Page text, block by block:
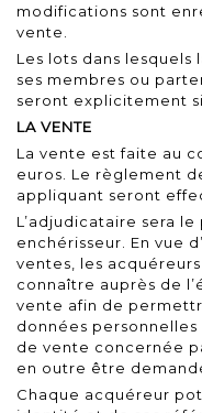
modifications sont
vente.
Les lots dans lesquels
ses membres ou
seront explicitement
LA VENTE
La vente est faite au
euros. Le règlement
appliquant seront
L’adjudicataire sera
enchérisseur. En vue
ventes, les
connaître auprès de
vente afin de
données personnelles
de vente concernée
en outre être
Chaque acquéreur